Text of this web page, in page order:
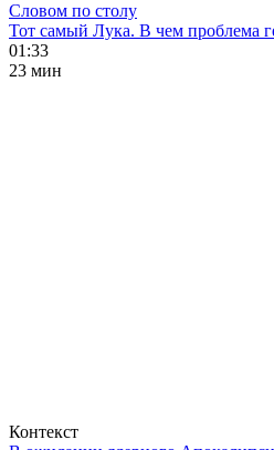
Словом по столу
Тот самый Лука. В чем проблема
01:33
23 мин
Контекст